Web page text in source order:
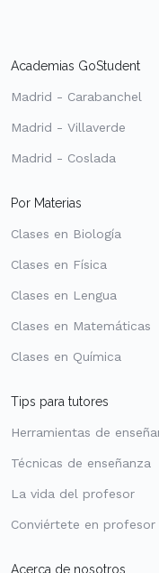
Academias GoStudent
Madrid - Carabanchel
Madrid - Villaverde
Madrid - Coslada
Por Materias
Clases en Biología
Clases en Física
Clases en Lengua
Clases en Matemáticas
Clases en Química
Tips para tutores
Herramientas de
Técnicas de enseñanza
La vida del profesor
Conviértete en profesor
Acerca de nosotros